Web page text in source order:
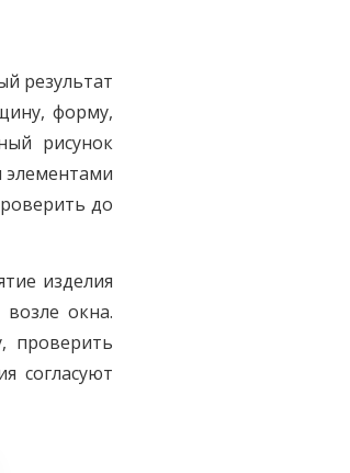
результат
форму,
рисунок
элементами
до
изделия
окна.
проверить
согласуют